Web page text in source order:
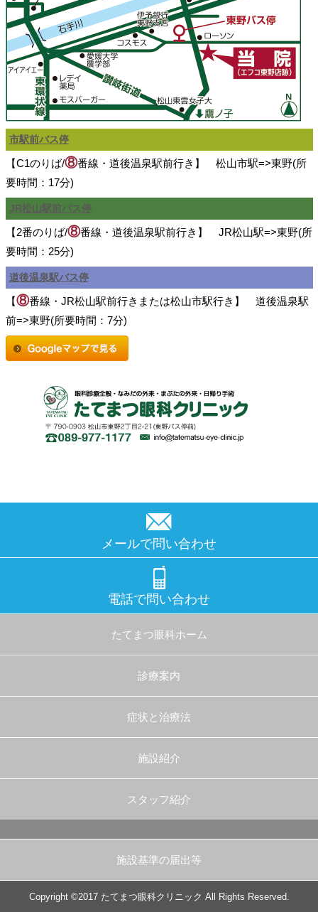
市駅前バス停
【C1のりば/⑧番線・道後温泉駅前行き】 松山市駅=>東野(所
要時間：17分)
JR松山駅前バス停
【2番のりば/⑧番線・道後温泉駅前行き】 JR松山駅=>東野(所
要時間：25分)
道後温泉駅バス停
【⑧番線・JR松山駅前行きまたは松山市駅行き】 道後温泉駅
前=>東野(所要時間：7分)
メールで問い合わせ
電話で問い合わせ
たてまつ眼科ホーム
診療案内
症状と治療法
施設紹介
スタッフ紹介
施設基準の届出等
Copyright ©2017 たてまつ眼科クリニック All Rights Reserved.